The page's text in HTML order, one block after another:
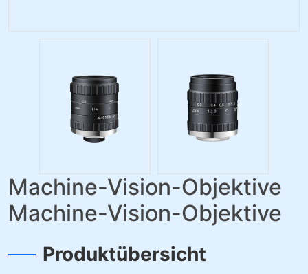
Machine-Vision-Objektive
Machine-Vision-Objektive
Produktübersicht